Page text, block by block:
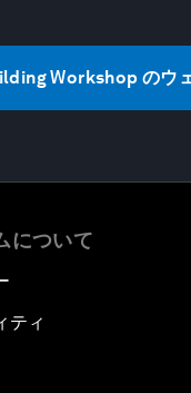
Workshop のウ
について
ティ